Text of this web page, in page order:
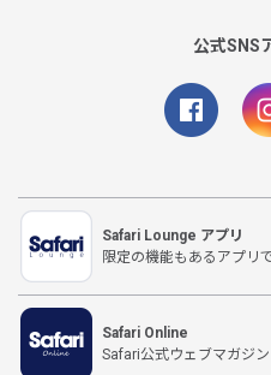
公式SNS
Safari Lounge アプリ
限定の機能もあるアプリ
Safari Online
Safari公式ウェブマガジン